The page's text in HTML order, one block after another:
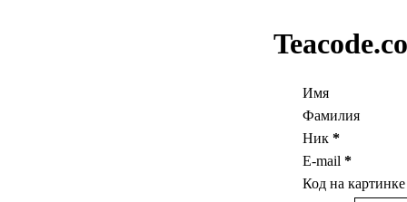
Имя
Фамилия
Ник *
E-mail *
Код на